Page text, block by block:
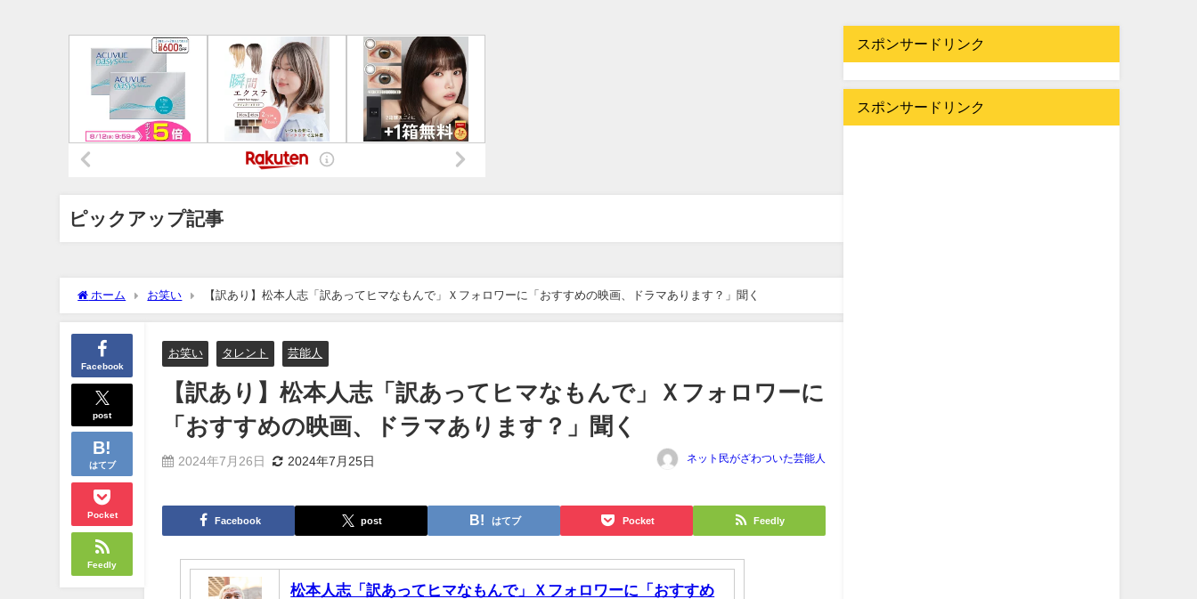
ピックアップ記事
ホーム お笑い 【訳あり】松本人志「訳あってヒマなもんで」Ｘフォロワーに「おすすめの映画、ドラマあります？」聞く
Facebook
post
はてブ
Pocket
Feedly
お笑い タレント 芸能人
【訳あり】松本人志「訳あってヒマなもんで」Ｘフォロワーに
「おすすめの映画、ドラマあります？」聞く
2024年7月26日 2024年7月25日 ネット民がざわついた芸能人
Facebook post はてブ Pocket Feedly
松本人志「訳あってヒマなもんで」Ｘフォロワーに「おすすめ
スポンサードリンク
スポンサードリンク